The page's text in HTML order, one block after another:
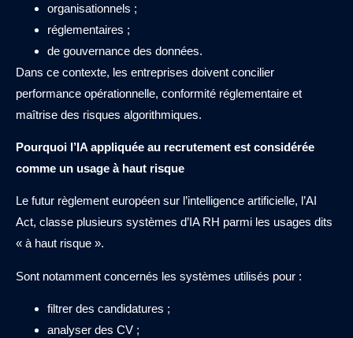
organisationnels ;
réglementaires ;
de gouvernance des données.
Dans ce contexte, les entreprises doivent concilier
performance opérationnelle, conformité réglementaire et
maîtrise des risques algorithmiques.
Pourquoi l’IA appliquée au recrutement est considérée
comme un usage à haut risque
Le futur règlement européen sur l’intelligence artificielle, l’AI
Act, classe plusieurs systèmes d’IA RH parmi les usages dits
« à haut risque ».
Sont notamment concernés les systèmes utilisés pour :
filtrer des candidatures ;
analyser des CV ;